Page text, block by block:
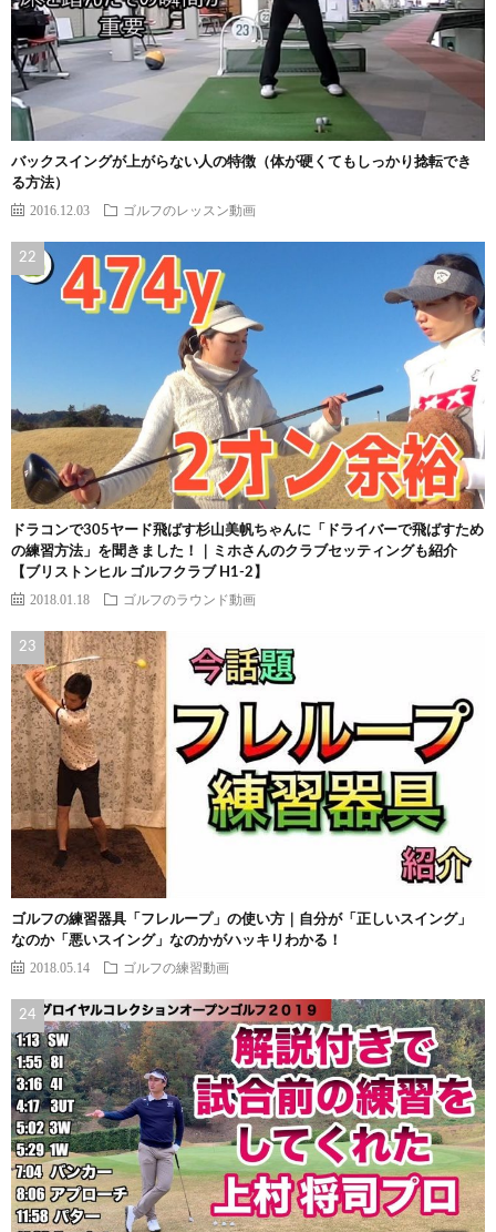
バックスイングが上がらない人の特徴（体が硬くてもしっかり捻転でき
る方法）
2016.12.03 ゴルフのレッスン動画
ドラコンで305ヤード飛ばす杉山美帆ちゃんに「ドライバーで飛ばすため
の練習方法」を聞きました！｜ミホさんのクラブセッティングも紹介
【ブリストンヒル ゴルフクラブ H1-2】
2018.01.18 ゴルフのラウンド動画
ゴルフの練習器具「フレループ」の使い方｜自分が「正しいスイング」
なのか「悪いスイング」なのかがハッキリわかる！
2018.05.14 ゴルフの練習動画